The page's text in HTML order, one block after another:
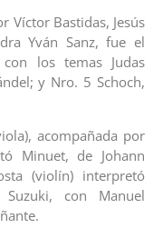
Víctor Bastidas, Jesús
Yván Sanz, fue el
los temas Judas
y Nro. 5 Schoch,
acompañada por
Minuet, de Johann
(violín) interpretó
con Manuel